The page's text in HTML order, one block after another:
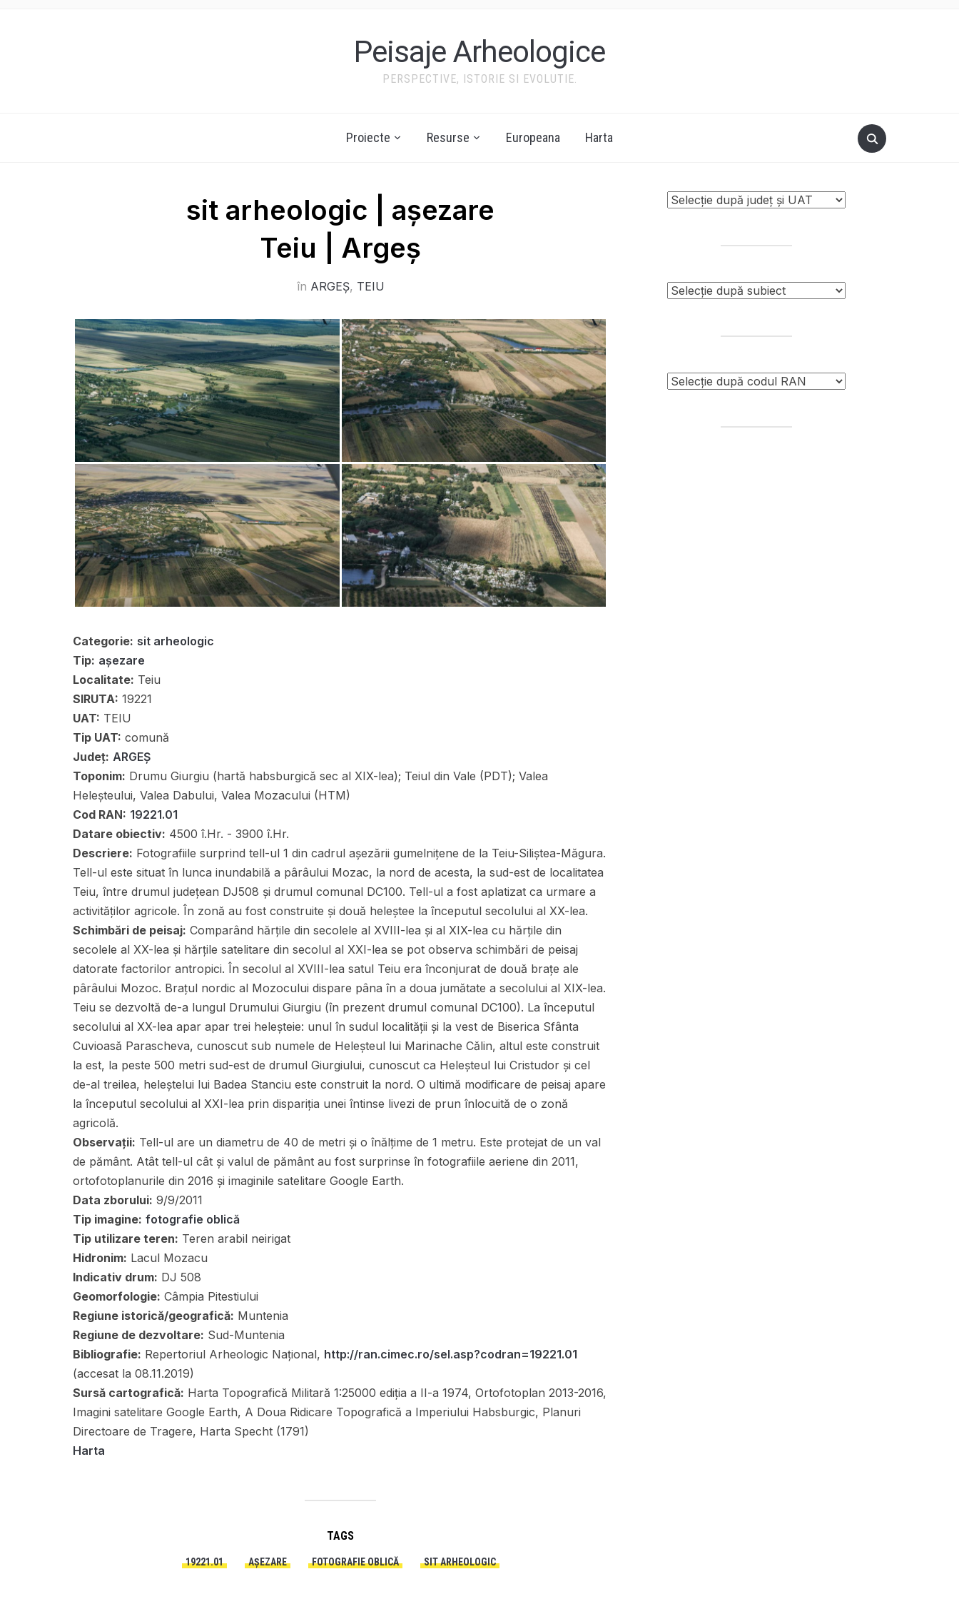
Peisaje Arheologice
PERSPECTIVE, ISTORIE SI EVOLUTIE.
Proiecte Resurse Europeana Harta
sit arheologic | așezare
Teiu | Argeș
în ARGEȘ, TEIU
Categorie: sit arheologic
Tip: așezare
Localitate: Teiu
SIRUTA: 19221
UAT: TEIU
Tip UAT: comună
Județ: ARGEȘ
Toponim: Drumu Giurgiu (hartă habsburgică sec al XIX-lea); Teiul din Vale (PDT); Valea
Heleșteului, Valea Dabului, Valea Mozacului (HTM)
Cod RAN: 19221.01
Datare obiectiv: 4500 î.Hr. - 3900 î.Hr.
Descriere: Fotografiile surprind tell-ul 1 din cadrul așezării gumelnițene de la Teiu-Siliștea-Măgura.
Tell-ul este situat în lunca inundabilă a pârâului Mozac, la nord de acesta, la sud-est de localitatea
Teiu, între drumul județean DJ508 și drumul comunal DC100. Tell-ul a fost aplatizat ca urmare a
activităților agricole. În zonă au fost construite și două heleștee la începutul secolului al XX-lea.
Schimbări de peisaj: Comparând hărțile din secolele al XVIII-lea și al XIX-lea cu hărțile din
secolele al XX-lea și hărțile satelitare din secolul al XXI-lea se pot observa schimbări de peisaj
datorate factorilor antropici. În secolul al XVIII-lea satul Teiu era înconjurat de două brațe ale
pârâului Mozoc. Brațul nordic al Mozocului dispare pâna în a doua jumătate a secolului al XIX-lea.
Teiu se dezvoltă de-a lungul Drumului Giurgiu (în prezent drumul comunal DC100). La începutul
secolului al XX-lea apar apar trei heleșteie: unul în sudul localității și la vest de Biserica Sfânta
Cuvioasă Parascheva, cunoscut sub numele de Heleșteul lui Marinache Călin, altul este construit
la est, la peste 500 metri sud-est de drumul Giurgiului, cunoscut ca Heleșteul lui Cristudor și cel
de-al treilea, heleștelui lui Badea Stanciu este construit la nord. O ultimă modificare de peisaj apare
la începutul secolului al XXI-lea prin dispariția unei întinse livezi de prun înlocuită de o zonă
agricolă.
Observații: Tell-ul are un diametru de 40 de metri și o înălțime de 1 metru. Este protejat de un val
de pământ. Atât tell-ul cât și valul de pământ au fost surprinse în fotografiile aeriene din 2011,
ortofotoplanurile din 2016 și imaginile satelitare Google Earth.
Data zborului: 9/9/2011
Tip imagine: fotografie oblică
Tip utilizare teren: Teren arabil neirigat
Hidronim: Lacul Mozacu
Indicativ drum: DJ 508
Geomorfologie: Câmpia Pitestiului
Regiune istorică/geografică: Muntenia
Regiune de dezvoltare: Sud-Muntenia
Bibliografie: Repertoriul Arheologic Național, http://ran.cimec.ro/sel.asp?codran=19221.01
(accesat la 08.11.2019)
Sursă cartografică: Harta Topografică Militară 1:25000 ediția a II-a 1974, Ortofotoplan 2013-2016,
Imagini satelitare Google Earth, A Doua Ridicare Topografică a Imperiului Habsburgic, Planuri
Directoare de Tragere, Harta Specht (1791)
Harta
TAGS
19221.01 AȘEZARE FOTOGRAFIE OBLICĂ SIT ARHEOLOGIC